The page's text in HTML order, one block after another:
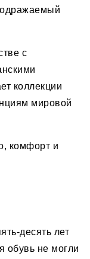
с
коллекции
мировой
комфорт и
десять лет
обувь не могли